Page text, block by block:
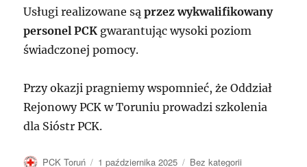
Usługi realizowane sąprzez wykwalifikowany
personel PCK gwarantując wysoki poziom
świadczonej pomocy.
Przy okazji pragniemy wspomnieć, że Oddział
Rejonowy PCK w Toruniu prowadzi szkolenia
dla Sióstr PCK.
Autor
PCK Toruń
Data
1 października 2025 Kategorie
Bez kategorii